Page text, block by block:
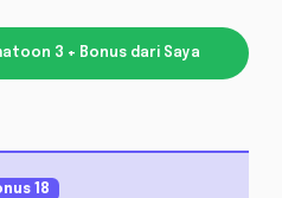
3 + Bonus dari Saya
18